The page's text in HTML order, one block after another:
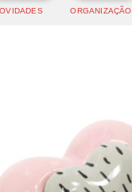
ORGANIZAÇÃO